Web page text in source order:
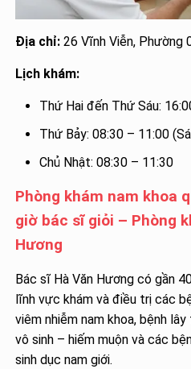
Địa chỉ: 26 Vĩnh Viễn, Phường
Lịch khám:
Thứ Hai đến Thứ Sáu:
Thứ Bảy: 08:30 – 11:00
Chủ Nhật: 08:30 – 11:30
Phòng khám nam khoa
giờ bác sĩ giỏi – Phòng
Hương
Bác sĩ Hà Văn Hương có gần
lĩnh vực khám và điều trị các
viêm nhiễm nam khoa, bệnh
vô sinh – hiếm muộn và các
sinh dục nam giới.